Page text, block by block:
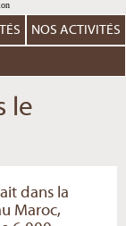
NOS ACTIVITÉS
le
dans la
Maroc,